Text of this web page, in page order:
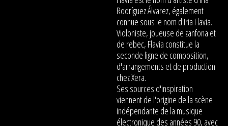
Rodríguez Álvarez, également
connue sous le nom d'Iria Flavia.
Violoniste, joueuse de zanfona et
de rebec, Flavia constitue la
seconde ligne de composition,
d'arrangements et de production
chez Xera.
Ses sources d'inspiration
viennent de l'origine de la scène
indépendante de la musique
électronique des années 90, avec